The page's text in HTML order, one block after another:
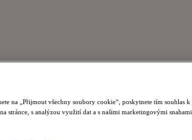
na „Přijmout všechny soubory cookie“, poskytnete tím souhlas
stránce, s analýzou využití dat a s našimi marketingovými snahami.